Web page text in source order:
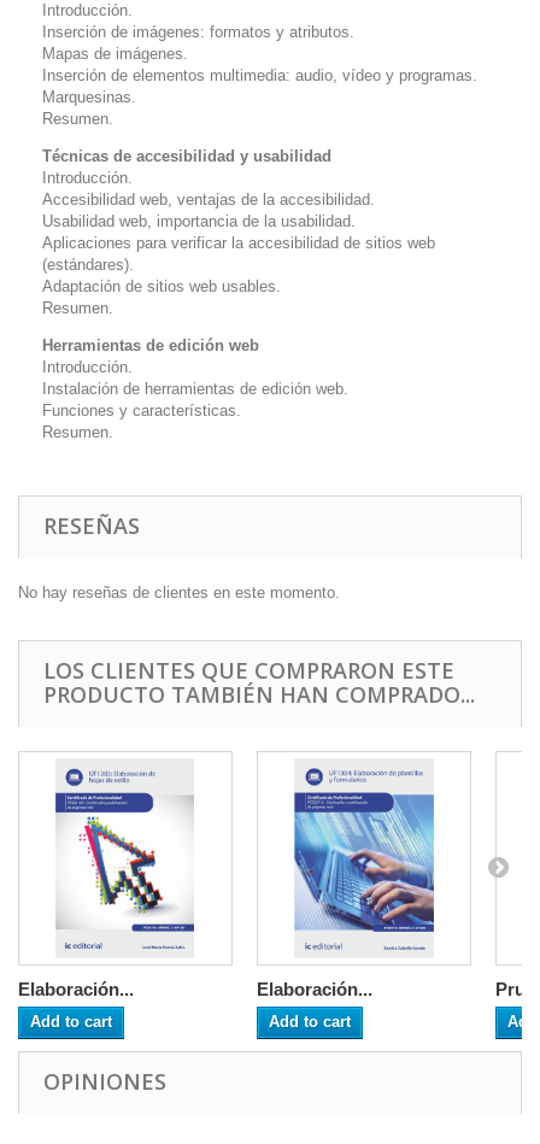
Introducción.
Inserción de imágenes: formatos y atributos.
Mapas de imágenes.
Inserción de elementos multimedia: audio, vídeo y programas.
Marquesinas.
Resumen.
Técnicas de accesibilidad y usabilidad
Introducción.
Accesibilidad web, ventajas de la accesibilidad.
Usabilidad web, importancia de la usabilidad.
Aplicaciones para verificar la accesibilidad de sitios web
(estándares).
Adaptación de sitios web usables.
Resumen.
Herramientas de edición web
Introducción.
Instalación de herramientas de edición web.
Funciones y características.
Resumen.
RESEÑAS
No hay reseñas de clientes en este momento.
LOS CLIENTES QUE COMPRARON ESTE
PRODUCTO TAMBIÉN HAN COMPRADO...
Elaboración...
Add to cart
Elaboración...
Add to cart
OPINIONES